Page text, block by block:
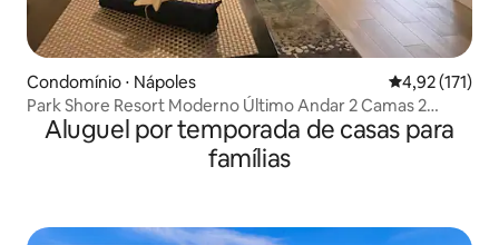
Condomínio ⋅ Nápoles 4,92 de uma
4,92 (171)
Park Shore Resort Moderno Último Andar 2 Camas 2
Banheiros
Aluguel por temporada de casas para
famílias